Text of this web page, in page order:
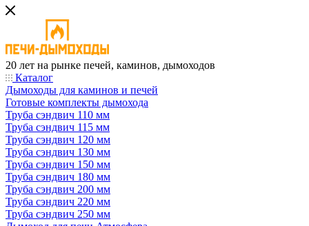
20 лет на рынке печей, каминов, дымоходов
Каталог
Дымоходы для каминов и печей
Готовые комплекты дымохода
Труба сэндвич 110 мм
Труба сэндвич 115 мм
Труба сэндвич 120 мм
Труба сэндвич 130 мм
Труба сэндвич 150 мм
Труба сэндвич 180 мм
Труба сэндвич 200 мм
Труба сэндвич 220 мм
Труба сэндвич 250 мм